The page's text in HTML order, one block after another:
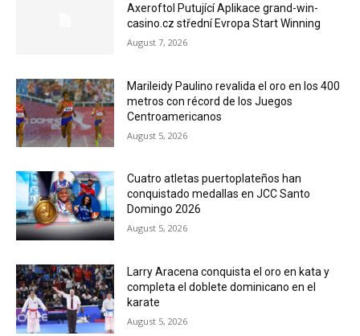
Axeroftol Putující Aplikace grand-win-
casino.cz střední Evropa Start Winning
August 7, 2026
Marileidy Paulino revalida el oro en los 400
metros con récord de los Juegos
Centroamericanos
August 5, 2026
Cuatro atletas puertoplateños han
conquistado medallas en JCC Santo
Domingo 2026
August 5, 2026
Larry Aracena conquista el oro en kata y
completa el doblete dominicano en el
karate
August 5, 2026